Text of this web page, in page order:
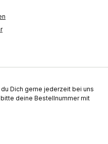
Dich gerne jederzeit bei uns
deine Bestellnummer mit